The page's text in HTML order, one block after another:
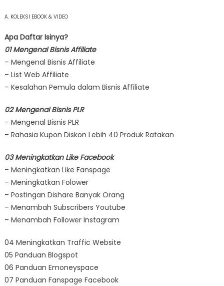
A. KOLEKSI EBOOK & VIDEO
Apa Daftar Isinya?
01 Mengenal Bisnis Affiliate
– Mengenal Bisnis Affiliate
– List Web Affiliate
– Kesalahan Pemula dalam Bisnis Affiliate
02 Mengenal Bisnis PLR
– Mengenal Bisnis PLR
– Rahasia Kupon Diskon Lebih 40 Produk Ratakan
03 Meningkatkan Like Facebook
– Meningkatkan Like Fanspage
– Meningkatkan Folower
– Postingan Dishare Banyak Orang
– Menambah Subscribers Youtube
– Menambah Follower Instagram
04 Meningkatkan Traffic Website
05 Panduan Blogspot
06 Panduan Emoneyspace
07 Panduan Fanspage Facebook